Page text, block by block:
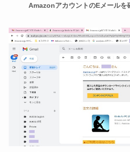
AmazonアカウントのEメールを